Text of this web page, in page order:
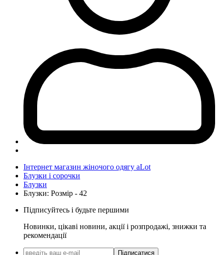
Інтернет магазин жіночого одягу aLot
Блузки і сорочки
Блузки
Блузки: Розмір - 42
Підписуйтесь і будьте першими
Новинки, цікаві новини, акції і розпродажі, знижки та
рекомендації
Підписатися